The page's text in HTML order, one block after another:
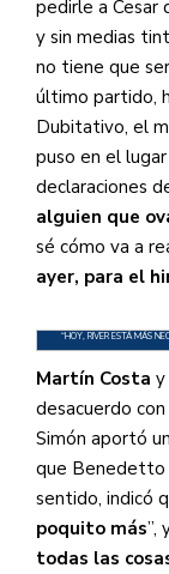
pedirle a Cesar
y sin medias
no tiene que
último partido,
Dubitativo, el
puso en el
declaraciones
alguien que
sé cómo va a
ayer, para el
“HOY, RIVER ESTÁ MÁS
Martín Costa y
desacuerdo
Simón aportó
que Benedetto
sentido, indicó
poquito más”,
todas las